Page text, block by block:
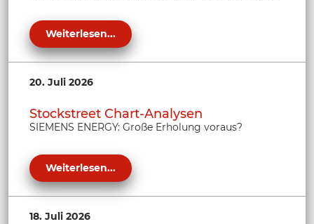
Weiterlesen...
20. Juli 2026
Stockstreet Chart-Analysen
SIEMENS ENERGY: Große Erholung voraus?
Weiterlesen...
18. Juli 2026